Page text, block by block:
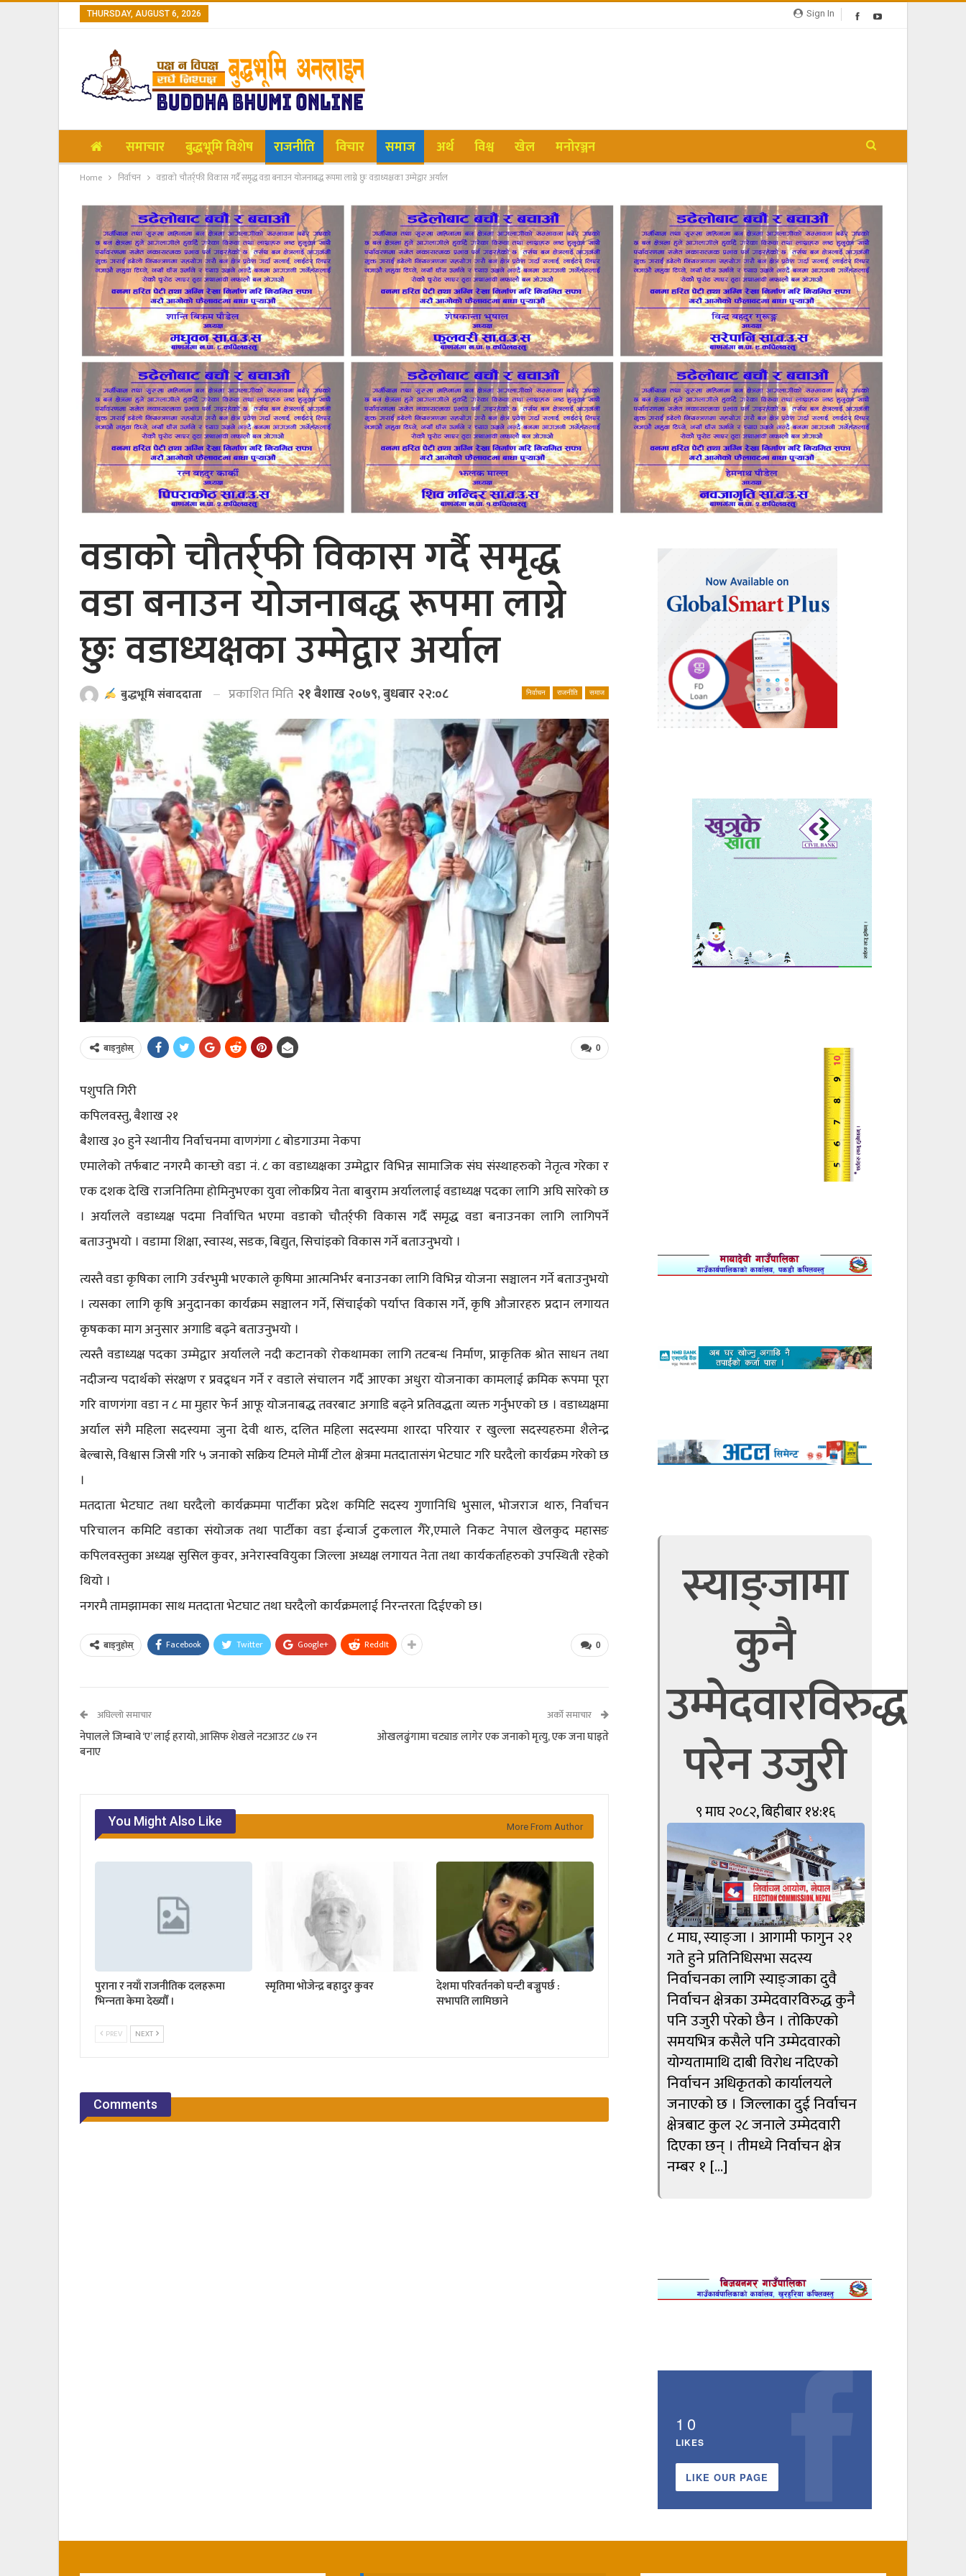
Sign In
THURSDAY, AUGUST 6, 2026
समाचार बुद्धभूमि विशेष राजनीति विचार समाज अर्थ विश्व खेल मनोरञ्जन
Home निर्वाचन वडाको चौतर्र्फी विकास गर्दै समृद्ध वडा बनाउन योजनाबद्ध रूपमा लाग्ने छुः वडाध्यक्षका उम्मेद्वार अर्याल
वडाको चौतर्र्फी विकास गर्दै समृद्ध
वडा बनाउन योजनाबद्ध रूपमा लाग्ने
छुः वडाध्यक्षका उम्मेद्वार अर्याल
निर्वाचन राजनीति समाज
बुद्धभूमि संवाददाता प्रकाशित मिति २१ बैशाख २०७९, बुधबार २२:०८
0
बाड्नुहोस्
पशुपति गिरी
कपिलवस्तु, बैशाख २१
बैशाख ३० हुने स्थानीय निर्वाचनमा वाणगंगा ८ बाेडगाउमा नेकपा
एमालेको तर्फबाट नगरमै कान्छो वडा नं. ८ का वडाध्यक्षका उम्मेद्वार विभिन्न सामाजिक संघ संस्थाहरुको नेतृत्व गरेका र
एक दशक देखि राजनितिमा होमिनुभएका युवा लोकप्रिय नेता बाबुराम अर्याललाई वडाध्यक्ष पदका लागि अघि सारेको छ
। अर्यालले वडाध्यक्ष पदमा निर्वाचित भएमा वडाको चौतर्र्फी विकास गर्दै समृद्ध वडा बनाउनका लागि लागिपर्ने
बताउनुभयो । वडामा शिक्षा, स्वास्थ, सडक, बिद्युत, सिचांइको विकास गर्ने बताउनुभयो ।
त्यस्तै वडा कृषिका लागि उर्वरभुमी भएकाले कृषिमा आत्मनिर्भर बनाउनका लागि विभिन्न योजना सञ्चालन गर्ने बताउनुभयो
। त्यसका लागि कृषि अनुदानका कार्यक्रम सञ्चालन गर्ने, सिंचाईको पर्याप्त विकास गर्ने, कृषि औजारहरु प्रदान लगायत
कृषकका माग अनुसार अगाडि बढ्ने बताउनुभयो ।
त्यस्तै वडाध्यक्ष पदका उम्मेद्वार अर्यालले नदी कटानको रोकथामका लागि तटबन्ध निर्माण, प्राकृतिक श्रोत साधन तथा
नदीजन्य पदार्थको संरक्षण र प्रवद्र्धन गर्ने र वडाले संचालन गर्दै आएका अधुरा योजनाका कामलाई क्रमिक रूपमा पूरा
गरि वाणगंगा वडा न ८ मा मुहार फेर्न आफू योजनाबद्ध तवरबाट अगाडि बढ्ने प्रतिवद्धता व्यक्त गर्नुभएको छ । वडाध्यक्षमा
अर्याल संगै महिला सदस्यमा जुना देवी थारु, दलित महिला सदस्यमा शारदा परियार र खुल्ला सदस्यहरुमा शैलेन्द्र
बेल्बासे, विश्वास जिसी गरि ५ जनाको सक्रिय टिमले मोर्मी टोल क्षेत्रमा मतदातासंग भेटघाट गरि घरदैलो कार्यक्रम गरेको छ
।
मतदाता भेटघाट तथा घरदैलो कार्यक्रममा पार्टीका प्रदेश कमिटि सदस्य गुणानिधि भुसाल, भोजराज थारु, निर्वाचन
परिचालन कमिटि वडाका संयोजक तथा पार्टीका वडा ईन्चार्ज टुकलाल गैरे,एमाले निकट नेपाल खेलकुद महासङ
कपिलवस्तुका अध्यक्ष सुसिल कुवर, अनेरास्ववियुका जिल्ला अध्यक्ष लगायत नेता तथा कार्यकर्ताहरुको उपस्थिती रहेको
थियो ।
नगरमै तामझामका साथ मतदाता भेटघाट तथा घरदैलो कार्यक्रमलाई निरन्तरता दिईएको छ।
0
बाड्नुहोस् Facebook Twitter Google+ ReddIt
अघिल्लो समाचार
नेपालले जिम्बावे ‘ए’ लाई हरायो, आसिफ शेखले नटआउट ८७ रन
बनाए
अर्को समाचार
ओखलढुंगामा चट्याङ लागेर एक जनाको मृत्यु, एक जना घाइते
You Might Also Like More From Author
पुराना र नयाँ राजनीतिक दलहरूमा
भिन्‍नता केमा देख्यौँ ।
स्मृतिमा भोजेन्द्र बहादुर कुवर
देशमा परिवर्तनको घन्टी बज्नुपर्छ :
सभापति लामिछाने
PREV NEXT
Comments
स्याङ्जामा
कुनै
उम्मेदवारविरुद्ध
परेन उजुरी
९ माघ २०८२, बिहीबार १४:१६
८ माघ, स्याङ्जा । आगामी फागुन २१
गते हुने प्रतिनिधिसभा सदस्य
निर्वाचनका लागि स्याङ्जाका दुवै
निर्वाचन क्षेत्रका उम्मेदवारविरुद्ध कुनै
पनि उजुरी परेको छैन । तोकिएको
समयभित्र कसैले पनि उम्मेदवारको
योग्यतामाथि दाबी विरोध नदिएको
निर्वाचन अधिकृतको कार्यालयले
जनाएको छ । जिल्लाका दुई निर्वाचन
क्षेत्रबाट कुल २८ जनाले उम्मेदवारी
दिएका छन् । तीमध्ये निर्वाचन क्षेत्र
नम्बर १ […]
10
LIKES
LIKE OUR PAGE